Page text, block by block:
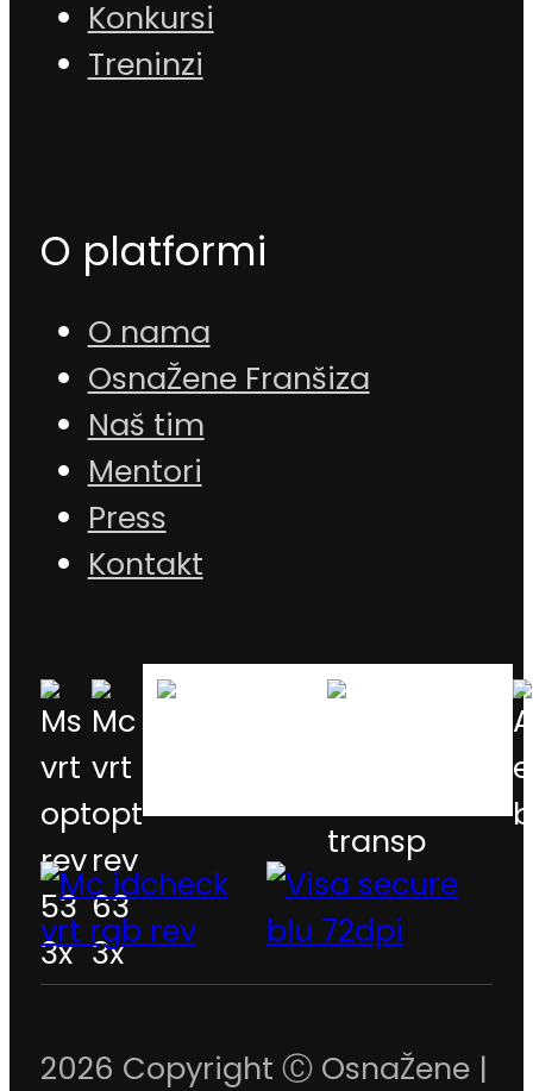
Konkursi
Treninzi
O platformi
O nama
OsnaŽene Franšiza
Naš tim
Mentori
Press
Kontakt
2026 Copyright Ⓒ OsnaŽene |